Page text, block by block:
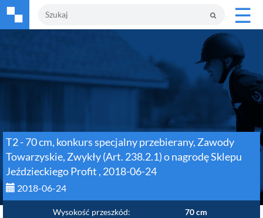
☰
T2 - 70 cm, konkurs specjalny przebierany, Zawody
Towarzyskie, Zwykły (Art. 238.2.1) o nagrodę Sklepu
Jeździeckiego Profit , 2018-06-24
2018-06-24
Wysokość przeszkód:
70 cm